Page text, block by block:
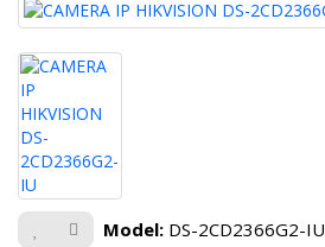
Model: DS-2CD2366G2-IU